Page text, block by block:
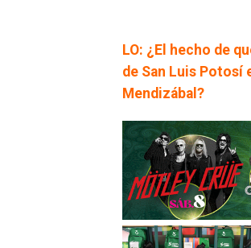
LO: ¿El hecho de
de San Luis Potosí
Mendizábal?